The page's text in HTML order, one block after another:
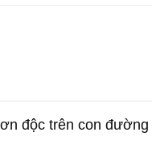
độc trên con đường